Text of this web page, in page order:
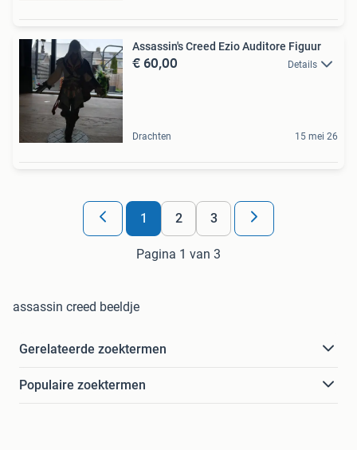
Assassin's Creed Ezio Auditore Figuur
€ 60,00 Details
Drachten 15 mei 26
1 2 3
Pagina 1 van 3
assassin creed beeldje
Gerelateerde zoektermen
Populaire zoektermen